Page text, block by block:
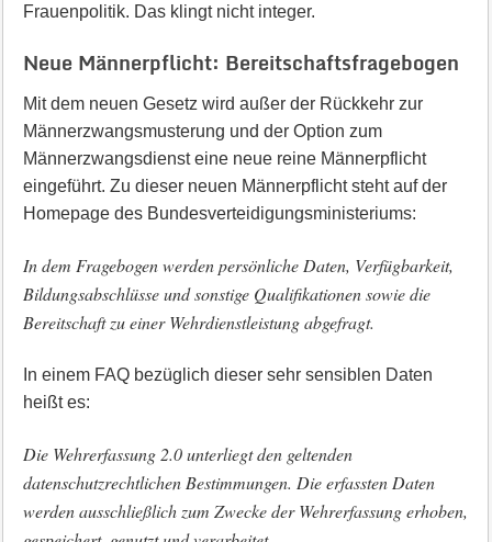
Frauenpolitik. Das klingt nicht integer.
Neue Männerpflicht: Bereitschaftsfragebogen
Mit dem neuen Gesetz wird außer der Rückkehr zur
Männerzwangsmusterung und der Option zum
Männerzwangsdienst eine neue reine Männerpflicht
eingeführt. Zu dieser neuen Männerpflicht steht auf der
Homepage des Bundesverteidigungsministeriums:
In dem Fragebogen werden persönliche Daten, Verfügbarkeit,
Bildungsabschlüsse und sonstige Qualifikationen sowie die
Bereitschaft zu einer Wehrdienstleistung abgefragt.
In einem FAQ bezüglich dieser sehr sensiblen Daten
heißt es:
Die Wehrerfassung 2.0 unterliegt den geltenden
datenschutzrechtlichen Bestimmungen. Die erfassten Daten
werden ausschließlich zum Zwecke der Wehrerfassung erhoben,